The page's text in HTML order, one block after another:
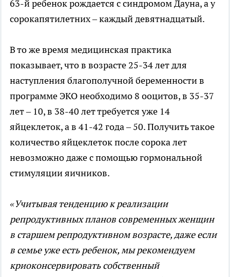
63-й ребенок рождается с синдромом Дауна, а у
сорокапятилетних – каждый девятнадцатый.
В то же время медицинская практика
показывает, что в возрасте 25-34 лет для
наступления благополучной беременности в
программе ЭКО необходимо 8 ооцитов, в 35-37
лет – 10, в 38-40 лет требуется уже 14
яйцеклеток, а в 41-42 года – 50. Получить такое
количество яйцеклеток после сорока лет
невозможно даже с помощью гормональной
стимуляции яичников.
«Учитывая тенденцию к реализации
репродуктивных планов современных женщин
в старшем репродуктивном возрасте, даже если
в семье уже есть ребенок, мы рекомендуем
криоконсервировать собственный